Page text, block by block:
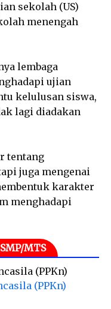
sekolah (US)
menengah
lembaga
ujian
kelulusan siswa,
lagi diadakan
tentang
juga mengenai
karakter
menghadapi
MTS
(PPKn)
(PPKn)